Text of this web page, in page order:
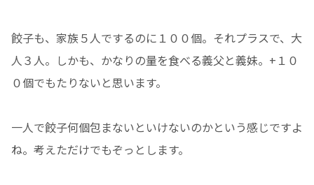
餃子も、家族５人でするのに１００個。それプラスで、大
人３人。しかも、かなりの量を食べる義父と義妹。+１０
０個でもたりないと思います。
一人で餃子何個包まないといけないのかという感じですよ
ね。考えただけでもぞっとします。